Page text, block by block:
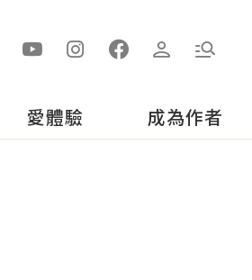
愛體驗 成為作者